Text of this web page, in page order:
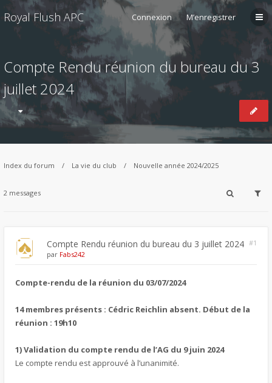
Royal Flush APC Connexion M’enregistrer
Compte Rendu réunion du bureau du 3
juillet 2024
Index du forum La vie du club Nouvelle année 2024/2025
2 messages
Compte Rendu réunion du bureau du 3 juillet 2024 #1
par Fabs242
Compte-rendu de la réunion du 03/07/2024
14 membres présents : Cédric Reichlin absent. Début de la
réunion : 19h10
1) Validation du compte rendu de l’AG du 9 juin 2024
Le compte rendu est approuvé à l’unanimité.